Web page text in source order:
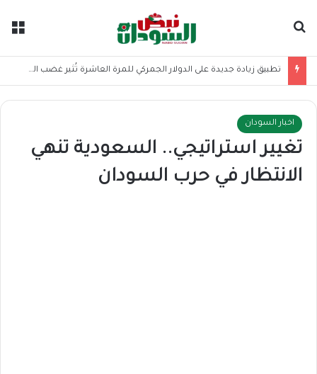
تطبيق زيادة جديدة على الدولار الجمركي للمرة العاشرة تُثير غضب المستوردين
اخبار السودان
تغيير استراتيجي.. السعودية تنهي
الانتظار في حرب السودان